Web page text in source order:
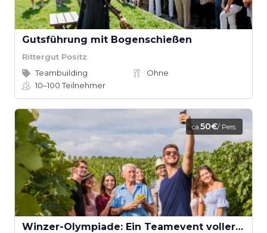
Gutsführung mit Bogenschießen
Rittergut Positz
Teambuilding
Ohne
10–100Teilnehmer
ca.50€/ Pers.
Winzer-Olympiade: Ein Teamevent voller Spaß und Kultur